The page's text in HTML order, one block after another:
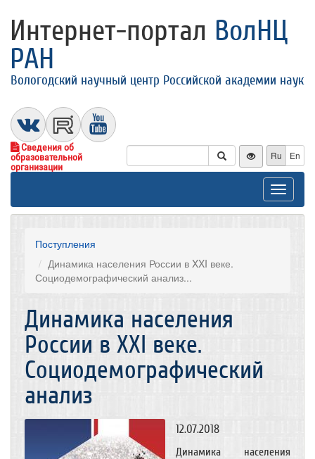
Интернет-портал ВолНЦ
РАН
Вологодский научный центр Российской академии наук
Сведения об
образовательной
организации
Ru En
Toggle
Поступления
Динамика населения России в XXI веке.
Социодемографический анализ...
Динамика населения
России в XXI веке.
Социодемографический
анализ
12.07.2018
Динамика населения